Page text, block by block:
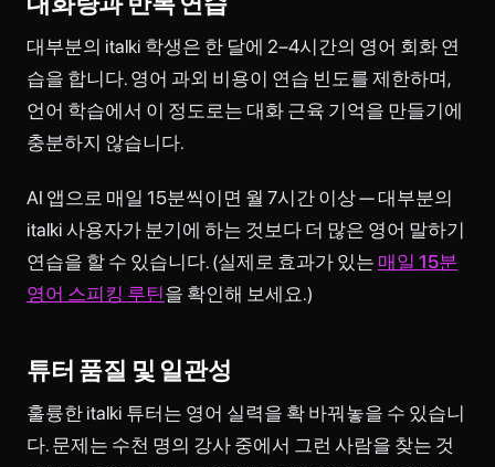
대부분의 italki 학생은 한 달에 2–4시간의 영어 회화 연
습을 합니다. 영어 과외 비용이 연습 빈도를 제한하며,
언어 학습에서 이 정도로는 대화 근육 기억을 만들기에
충분하지 않습니다.
AI 앱으로 매일 15분씩이면 월 7시간 이상 — 대부분의
italki 사용자가 분기에 하는 것보다 더 많은 영어 말하기
연습을 할 수 있습니다. (실제로 효과가 있는 매일 15분
영어 스피킹 루틴을 확인해 보세요.)
튜터 품질 및 일관성
훌륭한 italki 튜터는 영어 실력을 확 바꿔놓을 수 있습니
다. 문제는 수천 명의 강사 중에서 그런 사람을 찾는 것